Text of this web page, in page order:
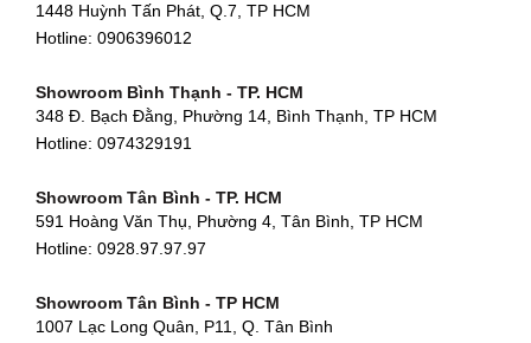
1448 Huỳnh Tấn Phát, Q.7, TP HCM
Hotline: 0906396012
Showroom Bình Thạnh - TP. HCM
348 Đ. Bạch Đằng, Phường 14, Bình Thạnh, TP HCM
Hotline: 0974329191
Showroom Tân Bình - TP. HCM
591 Hoàng Văn Thụ, Phường 4, Tân Bình, TP HCM
Hotline: 0928.97.97.97
Showroom Tân Bình - TP HCM
1007 Lạc Long Quân, P11, Q. Tân Bình